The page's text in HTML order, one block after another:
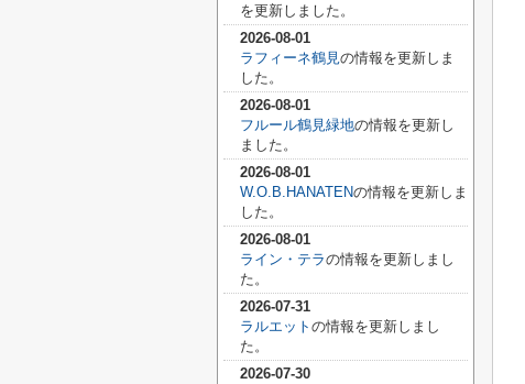
を更新しました。
2026-08-01
ラフィーネ鶴見の情報を更新しま
した。
2026-08-01
フルール鶴見緑地の情報を更新し
ました。
2026-08-01
W.O.B.HANATENの情報を更新しま
した。
2026-08-01
ライン・テラの情報を更新しまし
た。
2026-07-31
ラルエット の情報を更新しまし
た。
2026-07-30